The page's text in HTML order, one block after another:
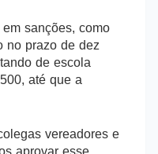
sanções, como
no prazo de dez
de escola
até que a
vereadores e
aprovar esse